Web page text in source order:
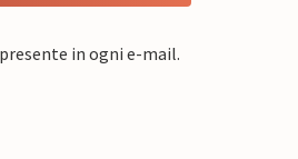
in ogni e-mail.